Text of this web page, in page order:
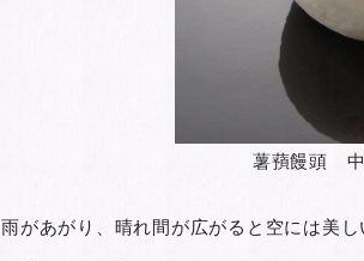
薯蕷饅頭 中
雨があがり、晴れ間が広がると空には美